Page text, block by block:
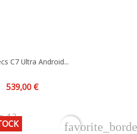
C7 Ultra Android...
Prix
539,00 €